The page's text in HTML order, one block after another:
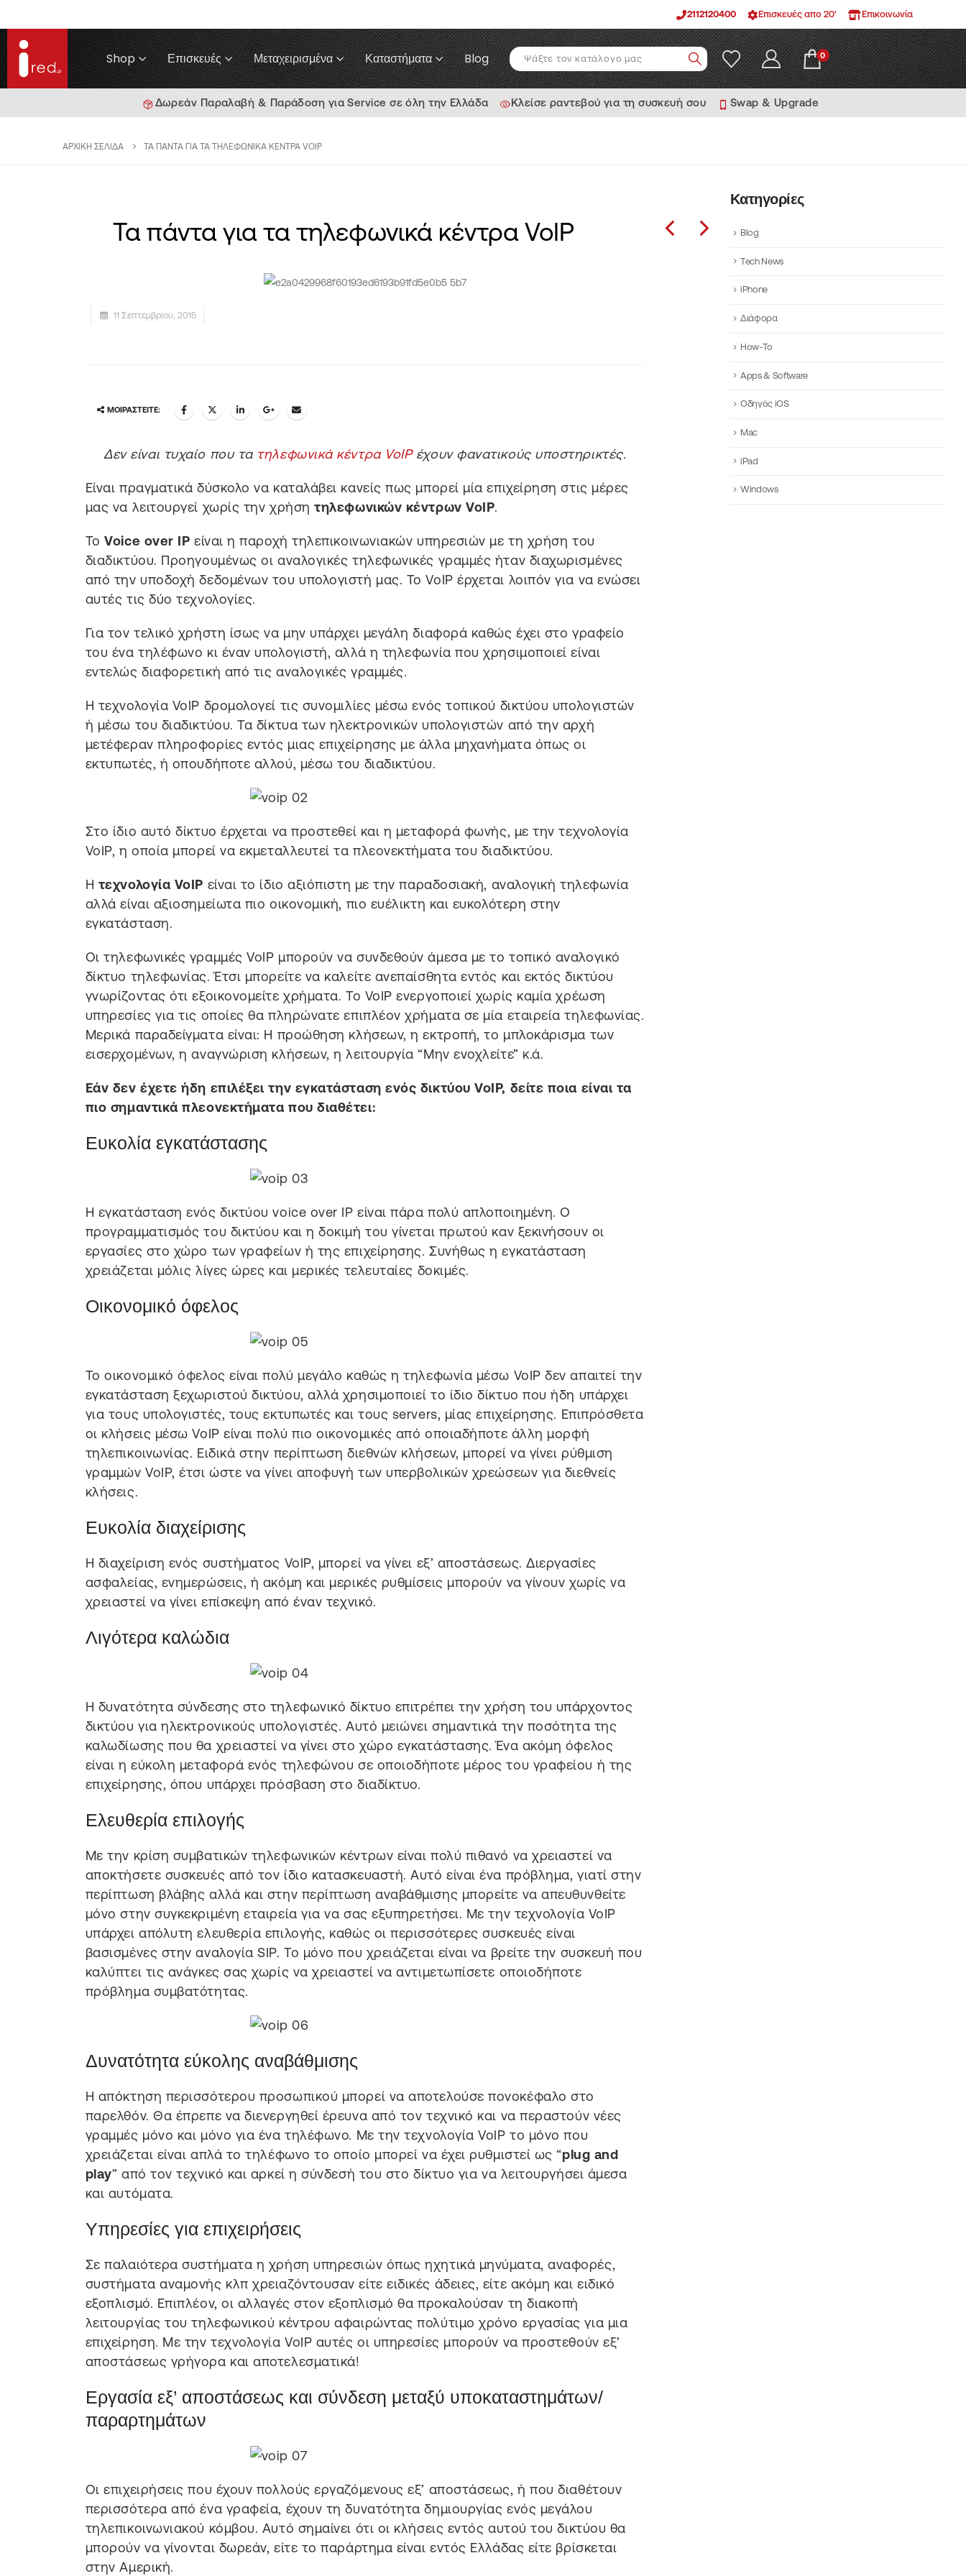
2112120400 Επισκευές απο 20' Επικοινωνία
Shop Επισκευές Μεταχειρισμένα Καταστήματα Blog 0
Δωρεάν Παραλαβή & Παράδοση για Service σε όλη την Ελλάδα Κλείσε ραντεβού για τη συσκευή σου Swap & Upgrade
ΑΡΧΙΚΉ ΣΕΛΊΔΑ ΤΑ ΠΆΝΤΑ ΓΙΑ ΤΑ ΤΗΛΕΦΩΝΙΚΆ ΚΈΝΤΡΑ VOIP
Τα πάντα για τα τηλεφωνικά κέντρα VoIP
11 Σεπτεμβρίου, 2015
ΜΟΙΡΑΣΤΕΊΤΕ:
Δεν είναι τυχαίο που τα τηλεφωνικά κέντρα VoIPέχουν φανατικούς υποστηρικτές.
Είναι πραγματικά δύσκολο να καταλάβει κανείς πως μπορεί μία επιχείρηση στις μέρες
μας να λειτουργεί χωρίς την χρήσητηλεφωνικών κέντρων VoIP.
ΤοVoice over IP είναι η παροχή τηλεπικοινωνιακών υπηρεσιών με τη χρήση του
διαδικτύου. Προηγουμένως οι αναλογικές τηλεφωνικές γραμμές ήταν διαχωρισμένες
από την υποδοχή δεδομένων του υπολογιστή μας. Το VoIP έρχεται λοιπόν για να ενώσει
αυτές τις δύο τεχνολογίες.
Για τον τελικό χρήστη ίσως να μην υπάρχει μεγάλη διαφορά καθώς έχει στο γραφείο
του ένα τηλέφωνο κι έναν υπολογιστή, αλλά η τηλεφωνία που χρησιμοποιεί είναι
εντελώς διαφορετική από τις αναλογικές γραμμές.
Η τεχνολογία VoIP δρομολογεί τις συνομιλίες μέσω ενός τοπικού δικτύου υπολογιστών
ή μέσω του διαδικτύου. Τα δίκτυα των ηλεκτρονικών υπολογιστών από την αρχή
μετέφεραν πληροφορίες εντός μιας επιχείρησης με άλλα μηχανήματα όπως οι
εκτυπωτές, ή οπουδήποτε αλλού, μέσω του διαδικτύου.
Στο ίδιο αυτό δίκτυο έρχεται να προστεθεί και η μεταφορά φωνής, με την τεχνολογία
VoIP, η οποία μπορεί να εκμεταλλευτεί τα πλεονεκτήματα του διαδικτύου.
Η τεχνολογία VoIP είναι το ίδιο αξιόπιστη με την παραδοσιακή, αναλογική τηλεφωνία
αλλά είναι αξιοσημείωτα πιο οικονομική, πιο ευέλικτη και ευκολότερη στην
εγκατάσταση.
Οι τηλεφωνικές γραμμές VoIP μπορούν να συνδεθούν άμεσα με το τοπικό αναλογικό
δίκτυο τηλεφωνίας. Έτσι μπορείτε να καλείτε ανεπαίσθητα εντός και εκτός δικτύου
γνωρίζοντας ότι εξοικονομείτε χρήματα. Το VoIP ενεργοποιεί χωρίς καμία χρέωση
υπηρεσίες για τις οποίες θα πληρώνατε επιπλέον χρήματα σε μία εταιρεία τηλεφωνίας.
Μερικά παραδείγματα είναι: Η προώθηση κλήσεων, η εκτροπή, το μπλοκάρισμα των
εισερχομένων, η αναγνώριση κλήσεων, η λειτουργία “Μην ενοχλείτε” κ.ά.
Εάν δεν έχετε ήδη επιλέξει την εγκατάσταση ενός δικτύου VoIP, δείτε ποια είναι τα
πιο σημαντικά πλεονεκτήματα που διαθέτει:
Ευκολία εγκατάστασης
Η εγκατάσταση ενός δικτύου voice over IP είναι πάρα πολύ απλοποιημένη. Ο
προγραμματισμός του δικτύου και η δοκιμή του γίνεται πρωτού καν ξεκινήσουν οι
εργασίες στο χώρο των γραφείων ή της επιχείρησης. Συνήθως η εγκατάσταση
χρειάζεται μόλις λίγες ώρες και μερικές τελευταίες δοκιμές.
Οικονομικό όφελος
Το οικονομικό όφελος είναι πολύ μεγάλο καθώς η τηλεφωνία μέσω VoIP δεν απαιτεί την
εγκατάσταση ξεχωριστού δικτύου, αλλά χρησιμοποιεί το ίδιο δίκτυο που ήδη υπάρχει
για τους υπολογιστές, τους εκτυπωτές και τους servers, μίας επιχείρησης. Επιπρόσθετα
οι κλήσεις μέσω VoIP είναι πολύ πιο οικονομικές από οποιαδήποτε άλλη μορφή
τηλεπικοινωνίας. Ειδικά στην περίπτωση διεθνών κλήσεων, μπορεί να γίνει ρύθμιση
γραμμών VoIP, έτσι ώστε να γίνει αποφυγή των υπερβολικών χρεώσεων για διεθνείς
κλήσεις.
Ευκολία διαχείρισης
Η διαχείριση ενός συστήματος VoIP, μπορεί να γίνει εξ’ αποστάσεως. Διεργασίες
ασφαλείας, ενημερώσεις, ή ακόμη και μερικές ρυθμίσεις μπορούν να γίνουν χωρίς να
χρειαστεί να γίνει επίσκεψη από έναν τεχνικό.
Λιγότερα καλώδια
Η δυνατότητα σύνδεσης στο τηλεφωνικό δίκτυο επιτρέπει την χρήση του υπάρχοντος
δικτύου για ηλεκτρονικούς υπολογιστές. Αυτό μειώνει σημαντικά την ποσότητα της
καλωδίωσης που θα χρειαστεί να γίνει στο χώρο εγκατάστασης. Ένα ακόμη όφελος
είναι η εύκολη μεταφορά ενός τηλεφώνου σε οποιοδήποτε μέρος του γραφείου ή της
επιχείρησης, όπου υπάρχει πρόσβαση στο διαδίκτυο.
Ελευθερία επιλογής
Με την κρίση συμβατικών τηλεφωνικών κέντρων είναι πολύ πιθανό να χρειαστεί να
αποκτήσετε συσκευές από τον ίδιο κατασκευαστή. Αυτό είναι ένα πρόβλημα, γιατί στην
περίπτωση βλάβης αλλά και στην περίπτωση αναβάθμισης μπορείτε να απευθυνθείτε
μόνο στην συγκεκριμένη εταιρεία για να σας εξυπηρετήσει. Με την τεχνολογία VoIP
υπάρχει απόλυτη ελευθερία επιλογής, καθώς οι περισσότερες συσκευές είναι
βασισμένες στην αναλογία SIP. Το μόνο που χρειάζεται είναι να βρείτε την συσκευή που
καλύπτει τις ανάγκες σας χωρίς να χρειαστεί να αντιμετωπίσετε οποιοδήποτε
πρόβλημα συμβατότητας.
Δυνατότητα εύκολης αναβάθμισης
Η απόκτηση περισσότερου προσωπικού μπορεί να αποτελούσε πονοκέφαλο στο
παρελθόν. Θα έπρεπε να διενεργηθεί έρευνα από τον τεχνικό και να περαστούν νέες
γραμμές μόνο και μόνο για ένα τηλέφωνο. Με την τεχνολογία VoIP το μόνο που
χρειάζεται είναι απλά το τηλέφωνο το οποίο μπορεί να έχει ρυθμιστεί ως “plug and
play” από τον τεχνικό και αρκεί η σύνδεσή του στο δίκτυο για να λειτουργήσει άμεσα
και αυτόματα.
Υπηρεσίες για επιχειρήσεις
Σε παλαιότερα συστήματα η χρήση υπηρεσιών όπως ηχητικά μηνύματα, αναφορές,
συστήματα αναμονής κλπ χρειαζόντουσαν είτε ειδικές άδειες, είτε ακόμη και ειδικό
εξοπλισμό. Επιπλέον, οι αλλαγές στον εξοπλισμό θα προκαλούσαν τη διακοπή
λειτουργίας του τηλεφωνικού κέντρου αφαιρώντας πολύτιμο χρόνο εργασίας για μια
επιχείρηση. Με την τεχνολογία VoIP αυτές οι υπηρεσίες μπορούν να προστεθούν εξ’
αποστάσεως γρήγορα και αποτελεσματικά!
Εργασία εξ’ αποστάσεως και σύνδεση μεταξύ υποκαταστημάτων/
παραρτημάτων
Οι επιχειρήσεις που έχουν πολλούς εργαζόμενους εξ’ αποστάσεως, ή που διαθέτουν
περισσότερα από ένα γραφεία, έχουν τη δυνατότητα δημιουργίας ενός μεγάλου
τηλεπικοινωνιακού κόμβου. Αυτό σημαίνει ότι οι κλήσεις εντός αυτού του δικτύου θα
μπορούν να γίνονται δωρεάν, είτε το παράρτημα είναι εντός Ελλάδας είτε βρίσκεται
στην Αμερική.
Κατηγορίες
Blog
Tech News
iPhone
Διάφορα
How-To
Apps & Software
Οδηγός iOS
Mac
iPad
Windows